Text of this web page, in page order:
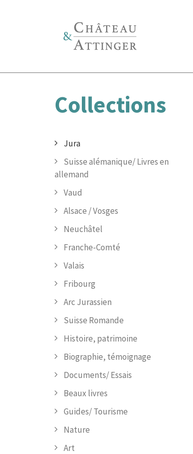
Collections
Jura
Suisse alémanique/ Livres en
allemand
Vaud
Alsace / Vosges
Neuchâtel
Franche-Comté
Valais
Fribourg
Arc Jurassien
Suisse Romande
Histoire, patrimoine
Biographie, témoignage
Documents/ Essais
Beaux livres
Guides/ Tourisme
Nature
Art